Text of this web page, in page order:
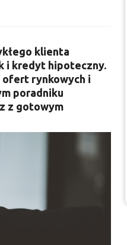
klienta
i kredyt hipoteczny.
ofert rynkowych i
poradniku
z gotowym